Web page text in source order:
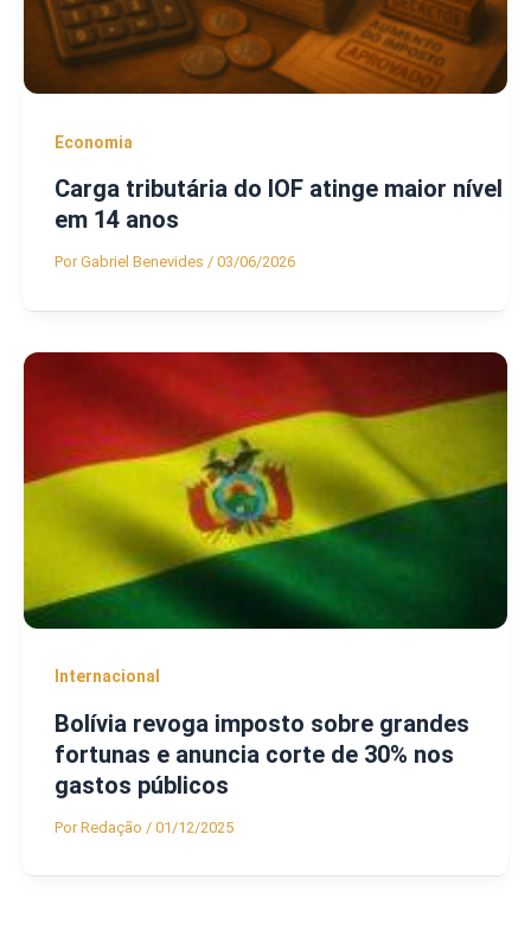
Economia
Carga tributária do IOF atinge maior nível
em 14 anos
PorGabriel Benevides / 03/06/2026
Internacional
Bolívia revoga imposto sobre grandes
fortunas e anuncia corte de 30% nos
gastos públicos
PorRedação / 01/12/2025